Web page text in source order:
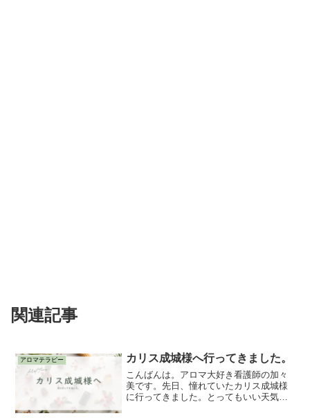
関連記事
アロマテラピー カリス成城様へ行ってきました。
こんばんは。アロマ大好き看護師の加々
美です。先日、憧れていたカリス成城様
に行ってきました。とってもいい天気に